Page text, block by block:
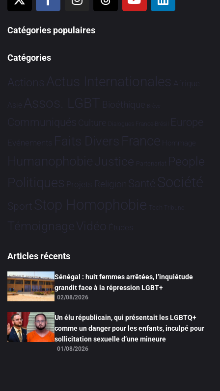
Catégories populaires
Catégories
Actions Actus Internationales Afrique
Asie Assos. LGBT Bioéthique Brève
Communiqués Culture Dialogues France-Brésil Europe
Evénements Faits Divers France Hommage
HumanophobieJustice Partenariat People
Politiques Projets Religion Santé Société
Sport Stop Homophobie Tech Tribune
TémoignageVidéo Études
Articles récents
Sénégal : huit femmes arrêtées, l’inquiétude
grandit face à la répression LGBT+
02/08/2026
Un élu républicain, qui présentait les LGBTQ+
comme un danger pour les enfants, inculpé pour
sollicitation sexuelle d’une mineure
01/08/2026